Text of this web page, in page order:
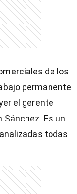
de los
permanente
el gerente
Sánchez. Es un
todas